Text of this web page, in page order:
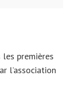
premières
l’association